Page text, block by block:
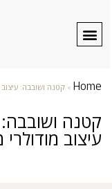
Home
» קטנה ושובבה: עיצוב
קטנה ושובבה:
עיצוב